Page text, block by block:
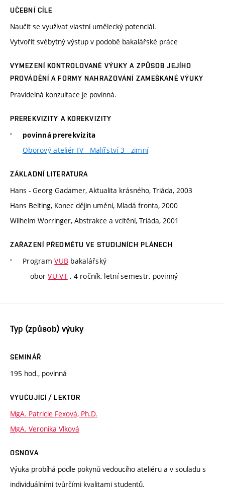
UČEBNÍ CÍLE
Naučit se využívat vlastní umělecký potenciál.
Vytvořit svébytný výstup v podobě bakalářské práce
VYMEZENÍ KONTROLOVANÉ VÝUKY A ZPŮSOB JEJÍHO
PROVÁDĚNÍ A FORMY NAHRAZOVÁNÍ ZAMEŠKANÉ VÝUKY
Pravidelná konzultace je povinná.
PREREKVIZITY A KOREKVIZITY
povinná prerekvizita
Oborový ateliér IV - Malířství 3 - zimní
ZÁKLADNÍ LITERATURA
Hans - Georg Gadamer, Aktualita krásného, Triáda, 2003
Hans Belting, Konec dějin umění, Mladá fronta, 2000
Wilhelm Worringer, Abstrakce a vcítění, Triáda, 2001
ZAŘAZENÍ PŘEDMĚTU VE STUDIJNÍCH PLÁNECH
ProgramVUB bakalářský
oborVU-VT, 4 ročník, letní semestr, povinný
Typ (způsob) výuky
SEMINÁŘ
195 hod., povinná
VYUČUJÍCÍ / LEKTOR
MgA. Patricie Fexová, Ph.D.
MgA. Veronika Vlková
OSNOVA
Výuka probíhá podle pokynů vedoucího ateliéru a v souladu s
individuálními tvůrčími kvalitami studentů.